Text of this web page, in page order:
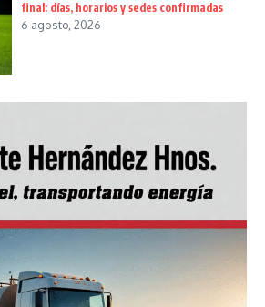
final: días, horarios y sedes confirmadas
6 agosto, 2026